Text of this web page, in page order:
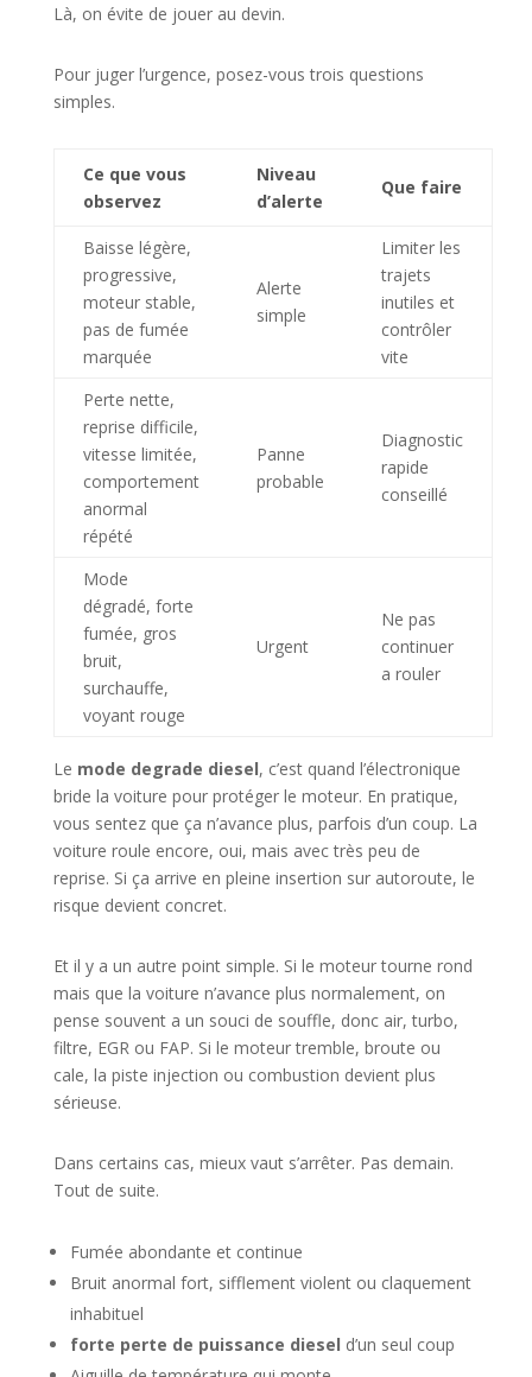
Là, on évite de jouer au devin.
Pour juger l’urgence, posez-vous trois questions
simples.
Ce que vous
observez
Niveau
d’alerte
Que faire
Baisse légère,
progressive,
moteur stable,
pas de fumée
marquée
Alerte
simple
Limiter les
trajets
inutiles et
contrôler
vite
Perte nette,
reprise difficile,
vitesse limitée,
comportement
anormal
répété
Panne
probable
Diagnostic
rapide
conseillé
Mode
dégradé, forte
fumée, gros
bruit,
surchauffe,
voyant rouge
Urgent
Ne pas
continuer
a rouler
Le mode degrade diesel, c’est quand l’électronique
bride la voiture pour protéger le moteur. En pratique,
vous sentez que ça n’avance plus, parfois d’un coup. La
voiture roule encore, oui, mais avec très peu de
reprise. Si ça arrive en pleine insertion sur autoroute, le
risque devient concret.
Et il y a un autre point simple. Si le moteur tourne rond
mais que la voiture n’avance plus normalement, on
pense souvent a un souci de souffle, donc air, turbo,
filtre, EGR ou FAP. Si le moteur tremble, broute ou
cale, la piste injection ou combustion devient plus
sérieuse.
Dans certains cas, mieux vaut s’arrêter. Pas demain.
Tout de suite.
Fumée abondante et continue
Bruit anormal fort, sifflement violent ou claquement
inhabituel
forte perte de puissance diesel d’un seul coup